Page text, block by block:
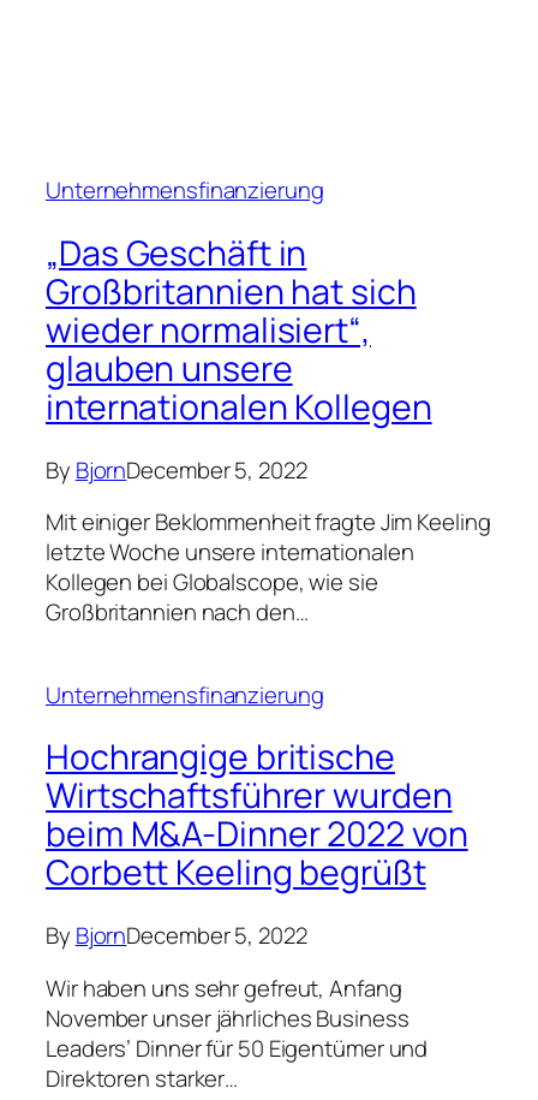
Unternehmensfinanzierung
„Das Geschäft in
Großbritannien hat sich
wieder normalisiert“,
glauben unsere
internationalen Kollegen
By BjornDecember 5, 2022
Mit einiger Beklommenheit fragte Jim Keeling
letzte Woche unsere internationalen
Kollegen bei Globalscope, wie sie
Großbritannien nach den…
Unternehmensfinanzierung
Hochrangige britische
Wirtschaftsführer wurden
beim M&A-Dinner 2022 von
Corbett Keeling begrüßt
By BjornDecember 5, 2022
Wir haben uns sehr gefreut, Anfang
November unser jährliches Business
Leaders’ Dinner für 50 Eigentümer und
Direktoren starker…